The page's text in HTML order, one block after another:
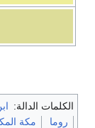
الكلمات الدالة:
روما
مكة